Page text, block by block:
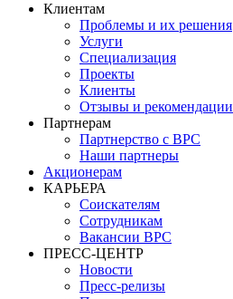
Клиентам
Проблемы и их решения
Услуги
Специализация
Проекты
Клиенты
Отзывы и рекомендации
Партнерам
Партнерство с BPC
Наши партнеры
Акционерам
КАРЬЕРА
Соискателям
Сотрудникам
Вакансии BPC
ПРЕСС-ЦЕНТР
Новости
Пресс-релизы